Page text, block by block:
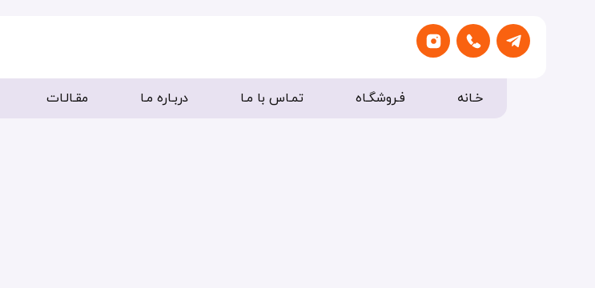
خـانه فـروشگـاه تمـاس با مـا دربـاره مـا مقـالـات